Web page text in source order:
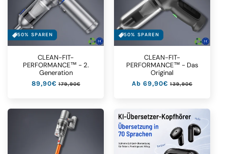
50% SPAREN
CLEAN-FIT-
PERFORMANCE™ - 2.
Generation
Normaler
89,90€ Verkaufspreis
179,90€
50% SPAREN
CLEAN-FIT-
PERFORMANCE™ - Das
Original
Normaler
Ab 69,90€ Verkaufspreis
139,90€